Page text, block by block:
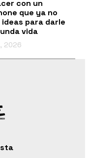
con un
que ya no
ideas para darle
vida
2026